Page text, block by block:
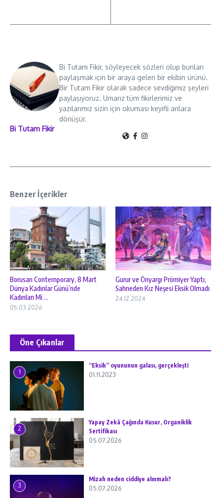
Bi Tutam Fikir
Bi Tutam Fikir, söyleyecek sözleri olup bunları
paylaşmak için bir araya gelen bir ekibin ürünü.
Bir Tutam Fikir olarak sadece sevdiğimiz şeyleri
paylaşıyoruz. Umarız tüm fikirlerimiz ve
yazılarımız sizin için okuması keyifli anlara
dönüşür.
Benzer İçerikler
Borusan Contemporary, 8 Mart
Dünya Kadınlar Günü’nde
Kadınları Mi ...
05.03.2026
Gurur ve Önyargı Prömiyer Yaptı,
Sahneden Kız Neşesi Eksik Olmadı
24.12.2024
Öne Çıkanlar
1
“Eksik” oyununun galası, gerçekleşti
01.11.2023
2
Yapay Zekâ Çağında Kusur, Organiklik
Sertifikası
05.07.2026
3
Mizah neden ciddiye alınmalı?
05.07.2026